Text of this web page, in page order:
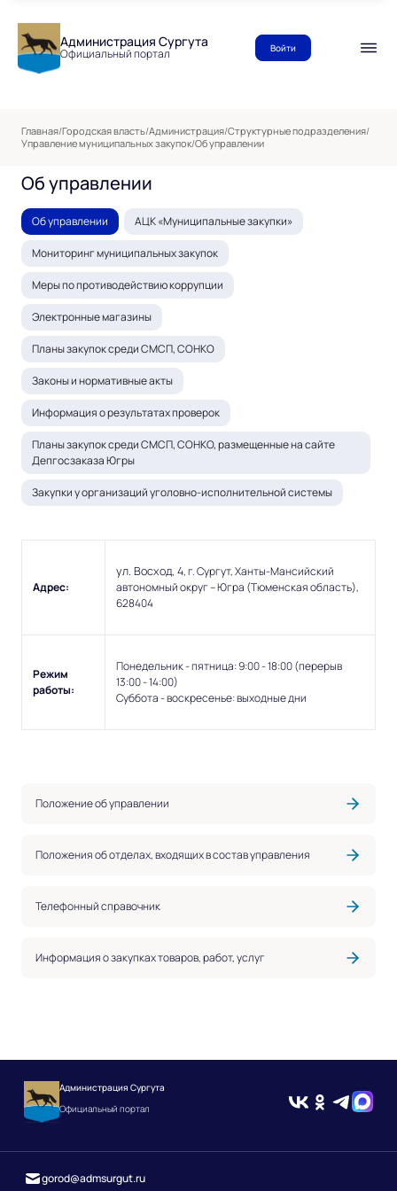
Администрация Сургута
Официальный портал Войти
Главная/Городская власть/Администрация/Структурные подразделения/
Управление муниципальных закупок/Об управлении
Об управлении
Об управлении АЦК «Муниципальные закупки»
Мониторинг муниципальных закупок
Меры по противодействию коррупции
Электронные магазины
Планы закупок среди СМСП, СОНКО
Законы и нормативные акты
Информация о результатах проверок
Планы закупок среди СМСП, СОНКО, размещенные на сайте
Депгосзаказа Югры
Закупки у организаций уголовно-исполнительной системы
Адрес:
ул. Восход, 4, г. Сургут, Ханты-Мансийский
автономный округ – Югра (Тюменская область),
628404
Режим
работы:
Понедельник - пятница: 9:00 - 18:00 (перерыв
13:00 - 14:00)
Суббота - воскресенье: выходные дни
Положение об управлении
Положения об отделах, входящих в состав управления
Телефонный справочник
Информация о закупках товаров, работ, услуг
Администрация Сургута
Официальный портал
gorod@admsurgut.ru